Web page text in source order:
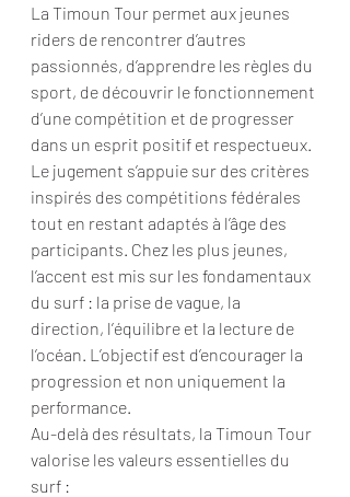
La Timoun Tour permet aux jeunes
riders de rencontrer d’autres
passionnés, d’apprendre les règles du
sport, de découvrir le fonctionnement
d’une compétition et de progresser
dans un esprit positif et respectueux.
Le jugement s’appuie sur des critères
inspirés des compétitions fédérales
tout en restant adaptés à l’âge des
participants. Chez les plus jeunes,
l’accent est mis sur les fondamentaux
du surf : la prise de vague, la
direction, l’équilibre et la lecture de
l’océan. L’objectif est d’encourager la
progression et non uniquement la
performance.
Au-delà des résultats, la Timoun Tour
valorise les valeurs essentielles du
surf :